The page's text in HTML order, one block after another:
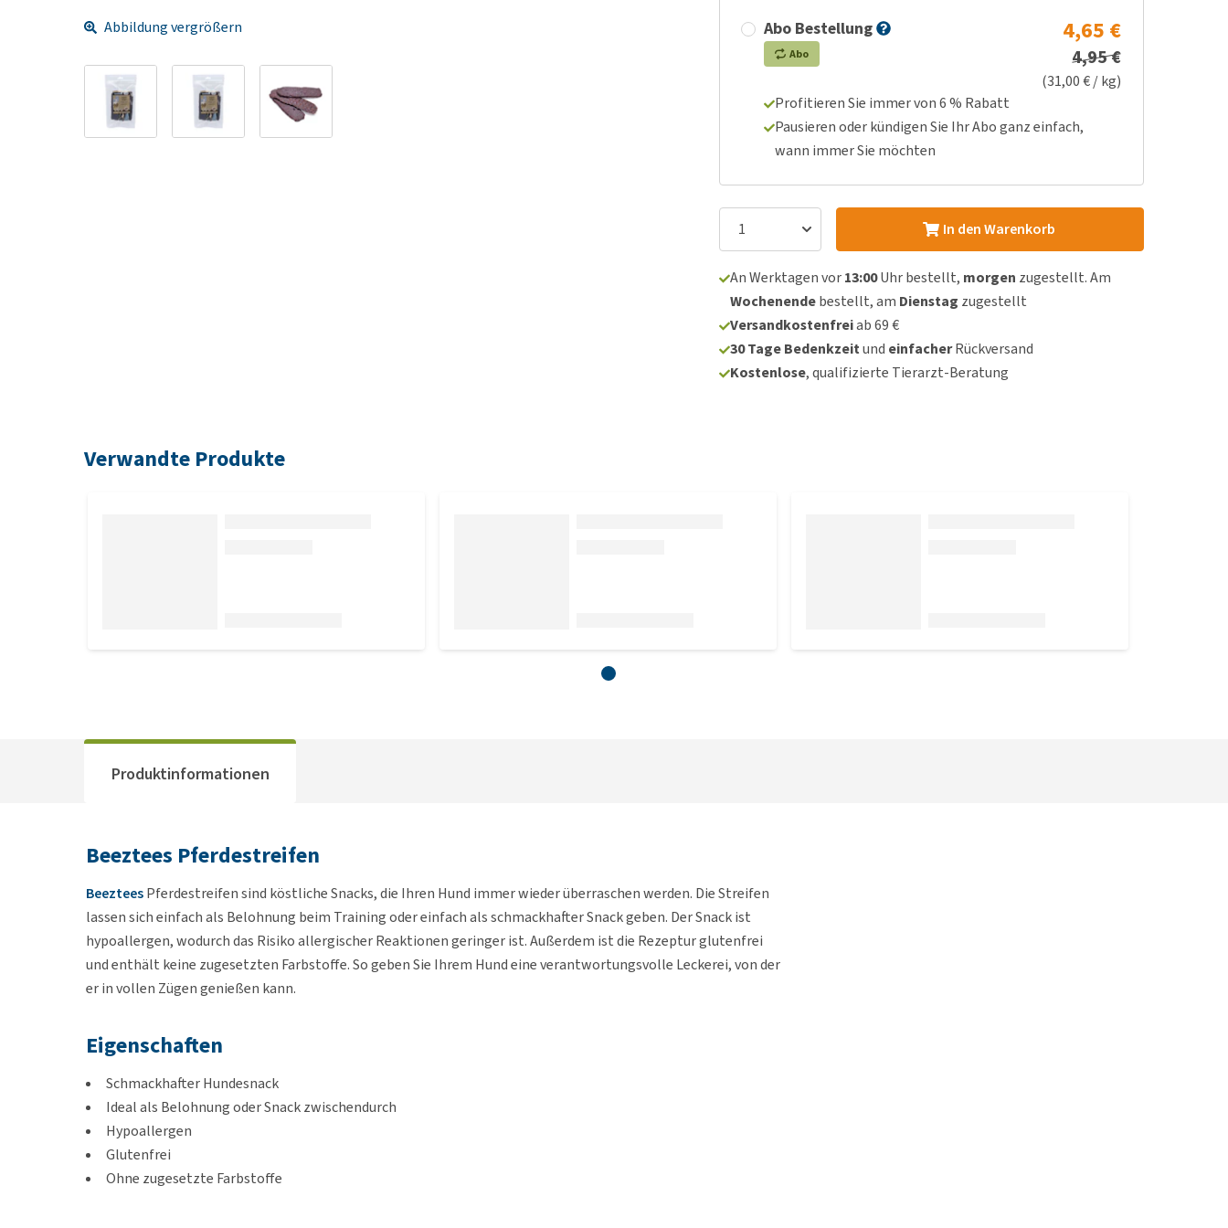
Abbildung vergrößern Abo Bestellung
Abo
4,65 €
4,95 €
(31,00 € / kg)
Profitieren Sie immer von 6 % Rabatt
Pausieren oder kündigen Sie Ihr Abo ganz einfach,
wann immer Sie möchten
In den Warenkorb
An Werktagen vor13:00Uhr bestellt, morgen zugestellt. Am
Wochenendebestellt, am Dienstag zugestellt
Versandkostenfreiab 69 €
30 Tage Bedenkzeitund einfacherRückversand
Kostenlose, qualifizierte Tierarzt-Beratung
Verwandte Produkte
Produktinformationen
Beeztees Pferdestreifen
BeezteesPferdestreifen sind köstliche Snacks, die Ihren Hund immer wieder überraschen werden. Die Streifen
lassen sich einfach als Belohnung beim Training oder einfach als schmackhafter Snack geben. Der Snack ist
hypoallergen, wodurch das Risiko allergischer Reaktionen geringer ist. Außerdem ist die Rezeptur glutenfrei
und enthält keine zugesetzten Farbstoffe. So geben Sie Ihrem Hund eine verantwortungsvolle Leckerei, von der
er in vollen Zügen genießen kann.
Eigenschaften
Schmackhafter Hundesnack
Ideal als Belohnung oder Snack zwischendurch
Hypoallergen
Glutenfrei
Ohne zugesetzte Farbstoffe